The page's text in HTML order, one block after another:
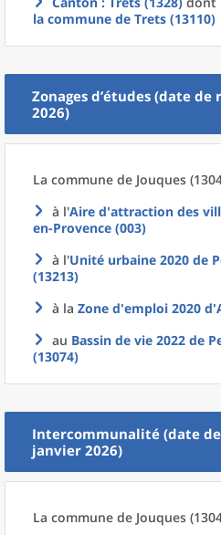
la commune de Trets (13110)
Zonages d’études (date
2026)
La commune de Jouques
à l'Aire d'attraction des
en-Provence (003)
à l'Unité urbaine 2020 de
(13213)
à la Zone d'emploi 2020 d'
au Bassin de vie 2022 de
(13074)
Intercommunalité (date
janvier 2026)
La commune de Jouques